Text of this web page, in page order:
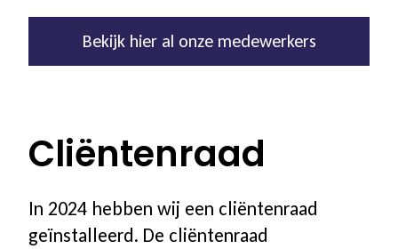
Bekijk hier al onze medewerkers
Cliëntenraad
In 2024 hebben wij een cliëntenraad
geïnstalleerd. De cliëntenraad